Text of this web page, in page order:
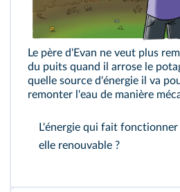
Le père d'Evan ne veut plus
du puits quand il arrose le
quelle source d'énergie il va
remonter l'eau de manière
L'énergie qui fait fonctionner
elle renouvable ?